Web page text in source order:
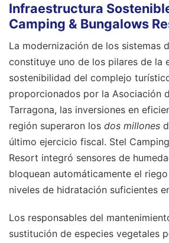
Infraestructura
Camping & Bungalows
La modernización de los sistemas
constituye uno de los pilares de la
sostenibilidad del complejo
proporcionados por la Asociación
Tarragona, las inversiones en
región superaron los dos millones
último ejercicio fiscal. Stel
Resort integró sensores de
bloquean automáticamente el
niveles de hidratación suficientes
Los responsables del
sustitución de especies vegetales